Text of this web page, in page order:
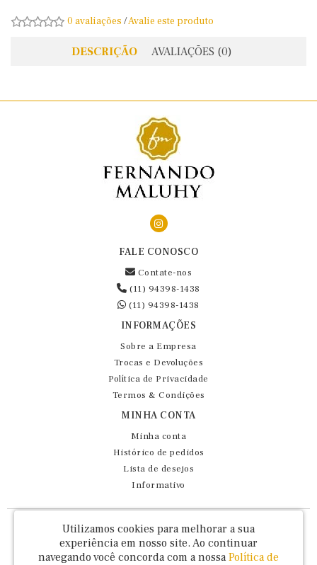
0 avaliações /Avalie este produto
DESCRIÇÃO AVALIAÇÕES (0)
FALE CONOSCO
Contate-nos
(11) 94398-1438
(11) 94398-1438
INFORMAÇÕES
Sobre a Empresa
Trocas e Devoluções
Política de Privacidade
Termos & Condições
MINHA CONTA
Minha conta
Histórico de pedidos
Lista de desejos
Informativo
Fernando Maluhy Cia Ltda - CNPJ: 60.458.825/0001-86
Rua Dr Euclydes da Cunha, 47 - Brás - São Paulo / SP - CEP 03016-030
Utilizamos cookies para melhorar a sua
experiência em nosso site. Ao continuar
navegando você concorda com a nossa Política de